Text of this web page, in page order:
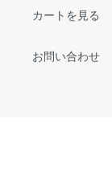
カートを見る
お問い合わせ